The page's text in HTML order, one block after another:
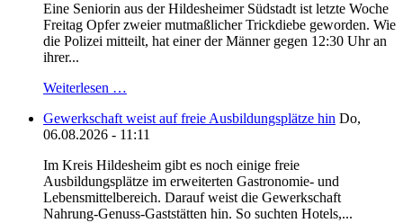
Eine Seniorin aus der Hildesheimer Südstadt ist letzte Woche
Freitag Opfer zweier mutmaßlicher Trickdiebe geworden. Wie
die Polizei mitteilt, hat einer der Männer gegen 12:30 Uhr an
ihrer...
Weiterlesen …
Gewerkschaft weist auf freie Ausbildungsplätze hin Do,
06.08.2026 - 11:11
Im Kreis Hildesheim gibt es noch einige freie
Ausbildungsplätze im erweiterten Gastronomie- und
Lebensmittelbereich. Darauf weist die Gewerkschaft
Nahrung-Genuss-Gaststätten hin. So suchten Hotels,...